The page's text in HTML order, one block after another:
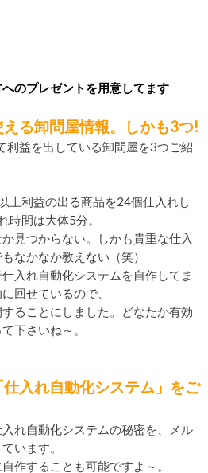
のプレゼントを用意してます
る卸問屋情報。しかも3つ!
利益を出している卸問屋を3つご紹
上利益の出る商品を24個仕入れし
時間は大体5分。
見つからない。しかも貴重な仕入
なかなか教えない（笑）
入れ自動化システムを自作してま
回せているので、
ることにしました。どなたか有効
下さいね～。
入れ自動化システム」をご
れ自動化システムの秘密を、メル
います。
作することも可能ですよ～。